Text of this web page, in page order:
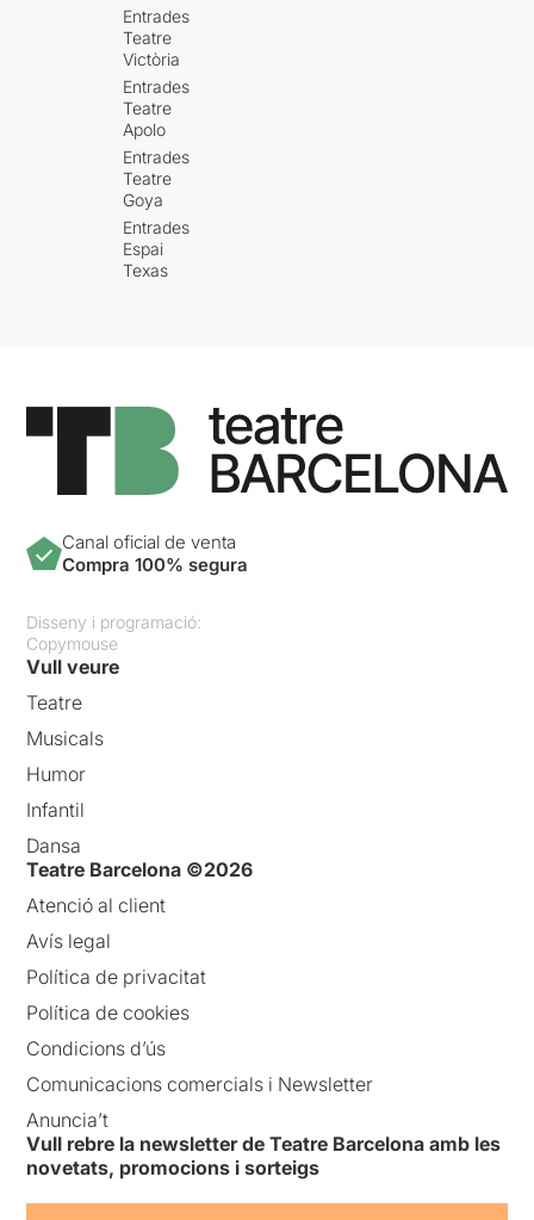
Entrades
Teatre
Victòria
Entrades
Teatre
Apolo
Entrades
Teatre
Goya
Entrades
Espai
Texas
Canal oficial de venta
Compra 100% segura
Disseny i programació:
Copymouse
Vull veure
Teatre
Musicals
Humor
Infantil
Dansa
Teatre Barcelona ©2026
Atenció al client
Avís legal
Política de privacitat
Política de cookies
Condicions d’ús
Comunicacions comercials i Newsletter
Anuncia’t
Vull rebre la newsletter de Teatre Barcelona amb les
novetats, promocions i sorteigs